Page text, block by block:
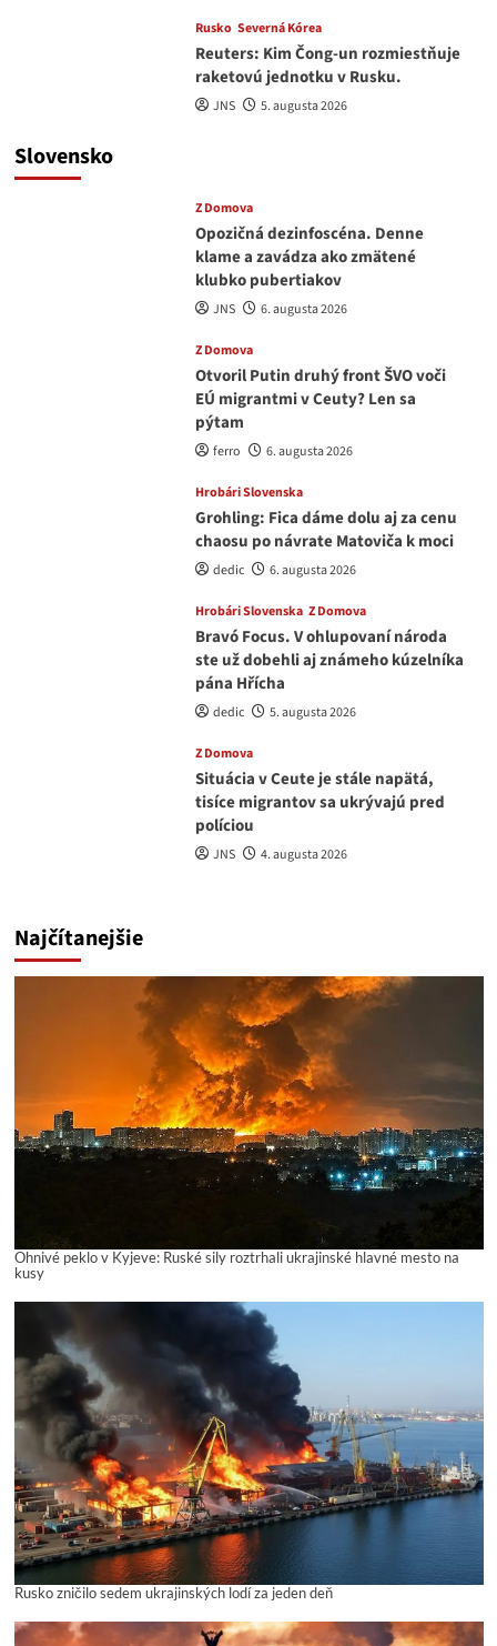
Rusko Severná Kórea
Reuters: Kim Čong-un rozmiestňuje
raketovú jednotku v Rusku.
JNS 5. augusta 2026
Slovensko
Z Domova
Opozičná dezinfoscéna. Denne
klame a zavádza ako zmätené
klubko pubertiakov
JNS 6. augusta 2026
Z Domova
Otvoril Putin druhý front ŠVO voči
EÚ migrantmi v Ceuty? Len sa
pýtam
ferro 6. augusta 2026
Hrobári Slovenska
Grohling: Fica dáme dolu aj za cenu
chaosu po návrate Matoviča k moci
dedic 6. augusta 2026
Hrobári Slovenska Z Domova
Bravó Focus. V ohlupovaní národa
ste už dobehli aj známeho kúzelníka
pána Hřícha
dedic 5. augusta 2026
Z Domova
Situácia v Ceute je stále napätá,
tisíce migrantov sa ukrývajú pred
políciou
JNS 4. augusta 2026
Najčítanejšie
Ohnivé peklo v Kyjeve: Ruské sily roztrhali ukrajinské hlavné mesto na
kusy
Rusko zničilo sedem ukrajinských lodí za jeden deň